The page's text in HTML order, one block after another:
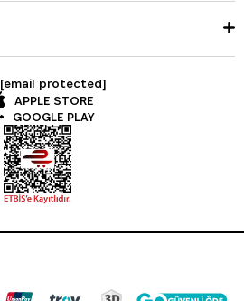
[email protected]
APPLE STORE
GOOGLE PLAY